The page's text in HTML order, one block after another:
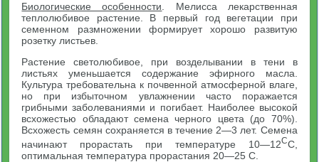
Биологические особенности . Мелисса лекарственная
теплолюбивое растение. В первый год вегетации при
семенном размножении формирует хорошо развитую
розетку листьев.
Растение светолюбивое, при возделывании в тени в
листьях уменьшается содержание эфирного масла.
Культура требовательна к почвенной атмосферной влаге,
но при избыточном увлажнении часто поражается
грибными заболеваниями и погибает. Наиболее высокой
всхожестью обладают семена черного цвета (до 70%).
Всхожесть семян сохраняется в течение 2—3 лет. Семена
начинают прорастать при температуре 10—12СС,
оптимальная температура прорастания 20—25 С.